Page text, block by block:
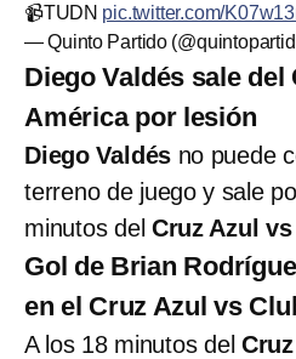
📹TUDN pic.twitter.com/
— Quinto Partido
Diego Valdés sale
América por lesión
Diego Valdés no puede
terreno de juego y sale
minutos del Cruz Azul
Gol de Brian
en el Cruz Azul vs
A los 18 minutos del